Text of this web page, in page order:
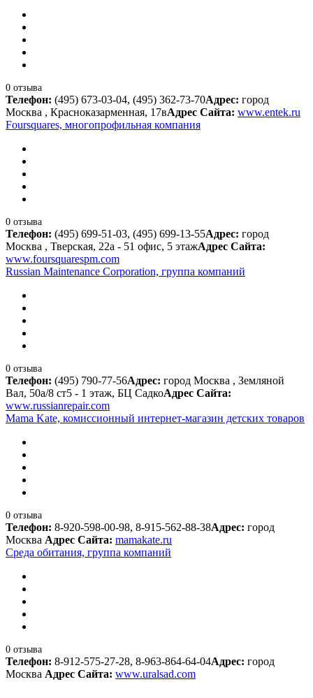
0 отзыва
Телефон: (495) 673-03-04, (495) 362-73-70Адрес: город
Москва , Красноказарменная, 17вАдрес Сайта: www.entek.ru
Foursquares, многопрофильная компания
0 отзыва
Телефон: (495) 699-51-03, (495) 699-13-55Адрес: город
Москва , Тверская, 22а - 51 офис, 5 этажАдрес Сайта:
www.foursquarespm.com
Russian Maintenance Corporation, группа компаний
0 отзыва
Телефон: (495) 790-77-56Адрес: город Москва , Земляной
Вал, 50а/8 ст5 - 1 этаж, БЦ СадкоАдрес Сайта:
www.russianrepair.com
Mama Kate, комиссионный интернет-магазин детских товаров
0 отзыва
Телефон: 8-920-598-00-98, 8-915-562-88-38Адрес: город
Москва Адрес Сайта: mamakate.ru
Среда обитания, группа компаний
0 отзыва
Телефон: 8-912-575-27-28, 8-963-864-64-04Адрес: город
Москва Адрес Сайта: www.uralsad.com